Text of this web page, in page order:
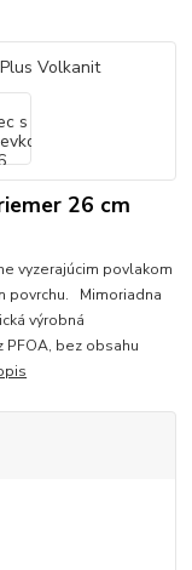
26 cm
vyzerajúcim povlakom
povrchu. Mimoriadna
výrobná
bez obsahu